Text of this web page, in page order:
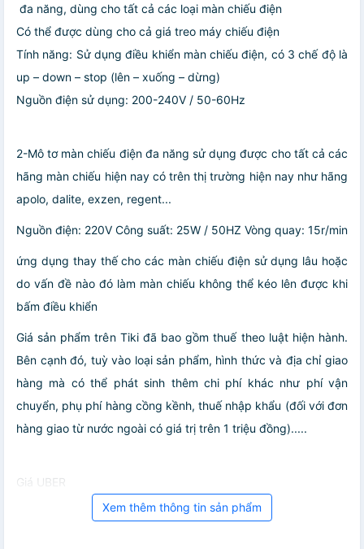
đa năng, dùng cho tất cả các loại màn chiếu điện
Có thể được dùng cho cả giá treo máy chiếu điện
Tính năng: Sử dụng điều khiển màn chiếu điện, có 3 chế độ là
up – down – stop (lên – xuống – dừng)
Nguồn điện sử dụng: 200-240V / 50-60Hz
2-Mô tơ màn chiếu điện đa năng sử dụng được cho tất cả các
hãng màn chiếu hiện nay có trên thị trường hiện nay như hãng
apolo, dalite, exzen, regent...
Nguồn điện: 220V Công suất: 25W / 50HZ Vòng quay: 15r/min
ứng dụng thay thế cho các màn chiếu điện sử dụng lâu hoặc
do vấn đề nào đó làm màn chiếu không thể kéo lên được khi
bấm điều khiển
Giá sản phẩm trên Tiki đã bao gồm thuế theo luật hiện hành.
Bên cạnh đó, tuỳ vào loại sản phẩm, hình thức và địa chỉ giao
hàng mà có thể phát sinh thêm chi phí khác như phí vận
chuyển, phụ phí hàng cồng kềnh, thuế nhập khẩu (đối với đơn
hàng giao từ nước ngoài có giá trị trên 1 triệu đồng).....
Giá UBER
Xem thêm thông tin sản phẩm